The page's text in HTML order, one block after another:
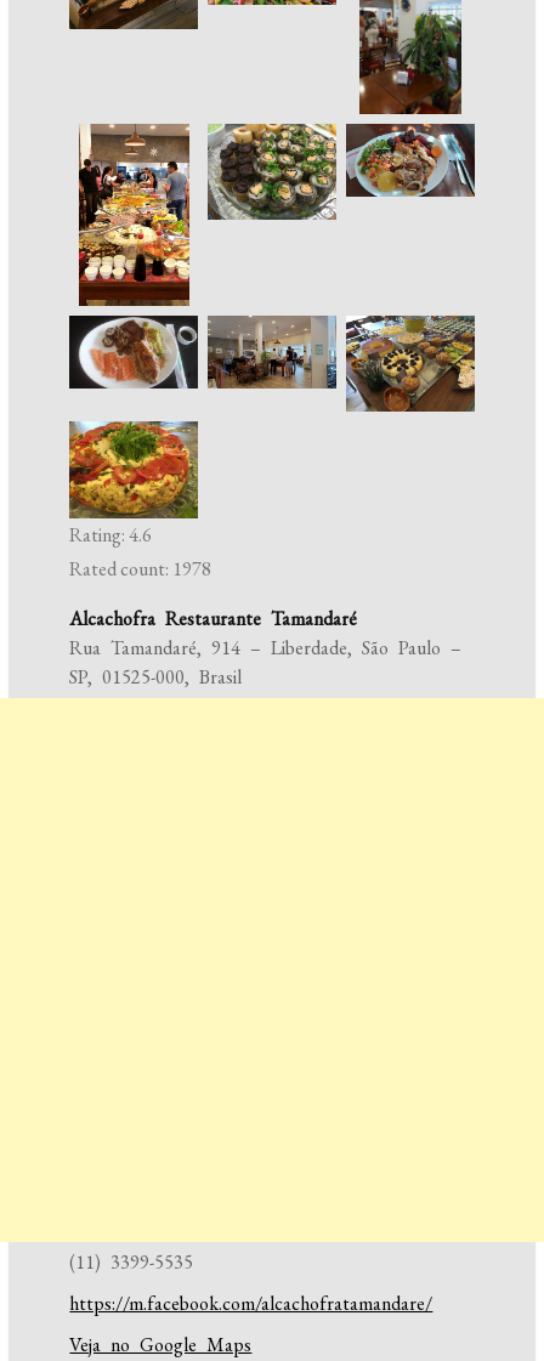
Rating: 4.6
Rated count: 1978
Alcachofra Restaurante Tamandaré
Rua Tamandaré, 914 – Liberdade, São Paulo –
SP, 01525-000, Brasil
(11) 3399-5535
https://m.facebook.com/alcachofratamandare/
Veja no Google Maps